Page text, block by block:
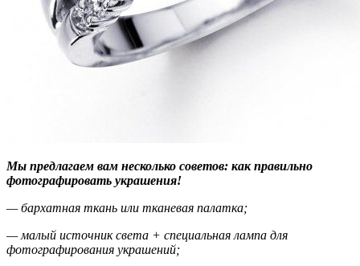
Мы предлагаем вам несколько советов: как правильно
фотографировать украшения!
— бархатная ткань или тканевая палатка;
— малый источник света + специальная лампа для
фотографирования украшений;